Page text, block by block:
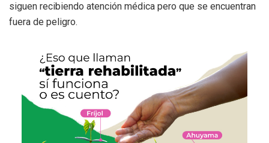
siguen recibiendo atención médica pero que se encuentran
fuera de peligro.